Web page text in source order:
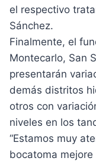
el respectivo
Sánchez.
Finalmente, el
Montecarlo, San
presentarán
demás distritos
otros con
niveles en los
“Estamos muy
bocatoma